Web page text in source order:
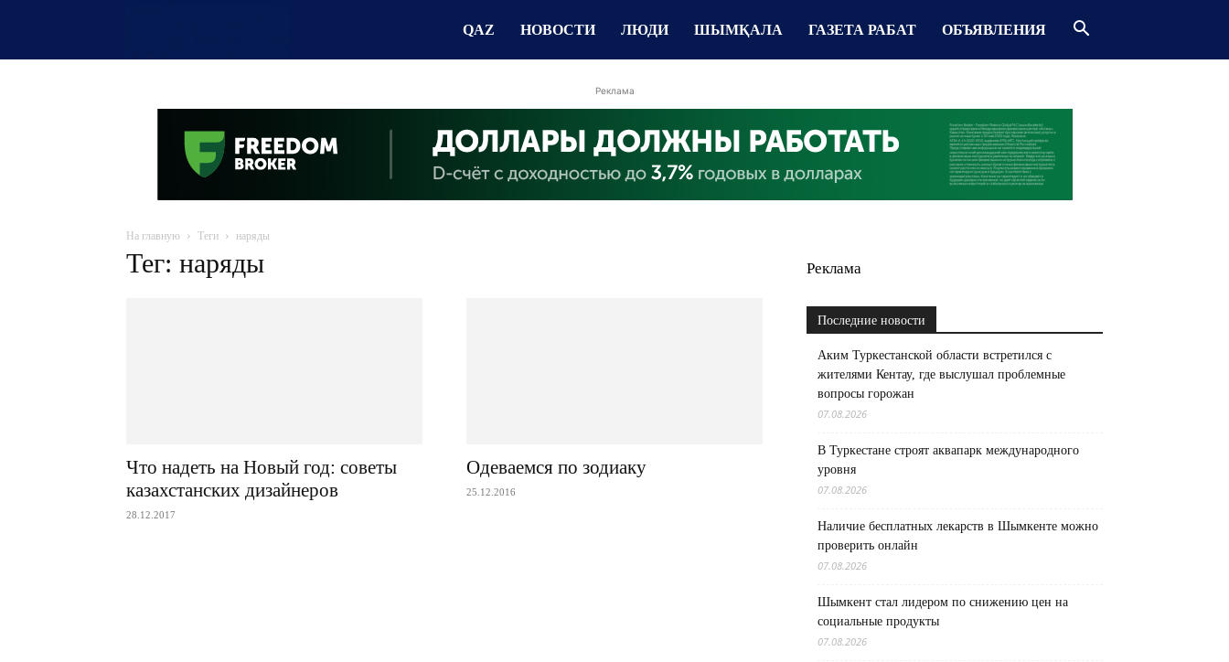
QAZ НОВОСТИ ЛЮДИ ШЫМҚАЛА ГАЗЕТА РАБАТ ОБЪЯВЛЕНИЯ
Реклама
На главную Теги наряды
Тег: наряды
Что надеть на Новый год: советы
казахстанских дизайнеров
28.12.2017
Одеваемся по зодиаку
25.12.2016
Реклама
Последние новости
Аким Туркестанской области встретился с
жителями Кентау, где выслушал проблемные
вопросы горожан
07.08.2026
В Туркестане строят аквапарк международного
уровня
07.08.2026
Наличие бесплатных лекарств в Шымкенте можно
проверить онлайн
07.08.2026
Шымкент стал лидером по снижению цен на
социальные продукты
07.08.2026